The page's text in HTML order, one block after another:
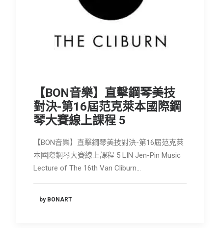
【BON音樂】直擊鋼琴美技
對決-第16屆范克萊本國際鋼
琴大賽線上課程 5
【BON音樂】直擊鋼琴美技對決-第16屆范克萊
本國際鋼琴大賽線上課程 5 LIN Jen-Pin Music
Lecture of The 16th Van Cliburn…
by BONART